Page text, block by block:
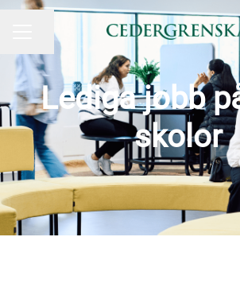
KARRIÄRMENY
Dela sidan
Lediga jobb
skolor